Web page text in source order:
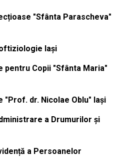
"Sfânta Parascheva"
Iași
pentru Copii "Sfânta Maria"
"Prof. dr. Nicolae Oblu" Iași
a Drumurilor și
a Persoanelor